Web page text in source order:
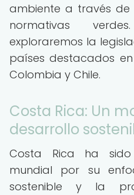
ambiente a través
normativas
exploraremos la
países destacados
Colombia y Chile.
Costa Rica: Un
desarrollo
Costa Rica ha
mundial por su
sostenible y la